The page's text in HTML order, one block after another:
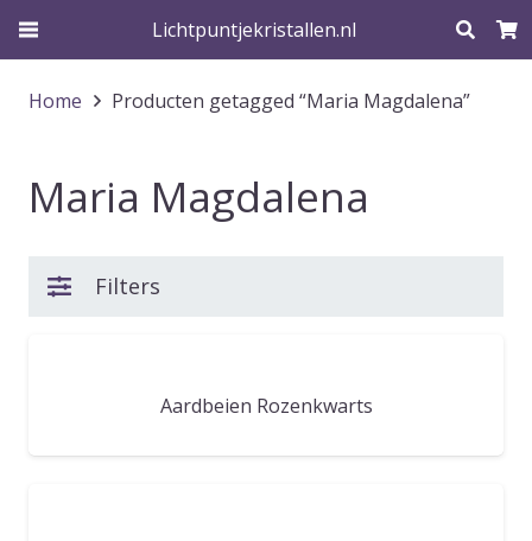
Lichtpuntjekristallen.nl
Home Producten getagged “Maria Magdalena”
Maria Magdalena
Filters
Aardbeien Rozenkwarts